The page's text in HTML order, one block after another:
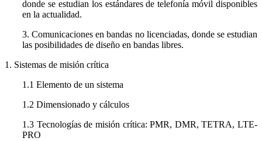
donde se estudian los estándares de telefonía móvil disponibles
en la actualidad.
3. Comunicaciones en bandas no licenciadas, donde se estudian
las posibilidades de diseño en bandas libres.
1. Sistemas de misión crítica
1.1 Elemento de un sistema
1.2 Dimensionado y cálculos
1.3 Tecnologías de misión crítica: PMR, DMR, TETRA, LTE-
PRO